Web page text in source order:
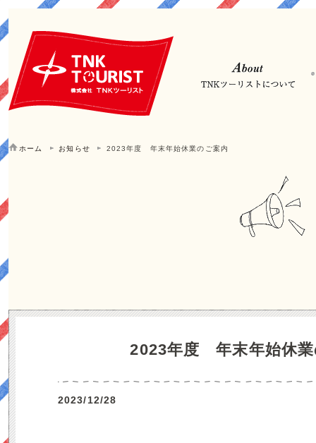
ホーム お知らせ 2023年度 年末年始休業のご案内
2023年度 年末年始休
2023/12/28